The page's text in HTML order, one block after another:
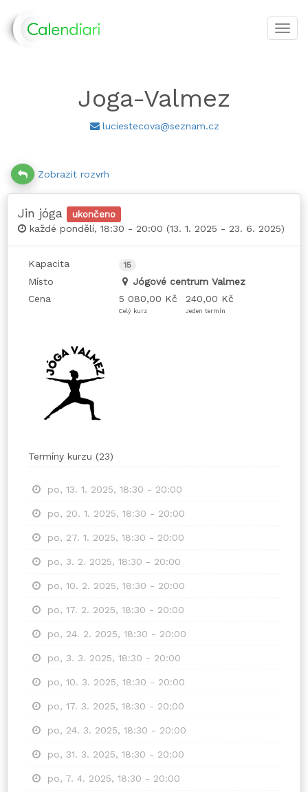
Joga-Valmez
luciestecova@seznam.cz
Zobrazit rozvrh
Jin jóga
ukončeno
každé pondělí, 18:30 - 20:00 (13. 1. 2025 - 23. 6. 2025)
Kapacita 15
Místo
Jógové centrum Valmez
Cena
5 080,00 Kč
Celý kurz
240,00 Kč
Jeden termín
Termíny kurzu (23)
po, 13. 1. 2025, 18:30 - 20:00
po, 20. 1. 2025, 18:30 - 20:00
po, 27. 1. 2025, 18:30 - 20:00
po, 3. 2. 2025, 18:30 - 20:00
po, 10. 2. 2025, 18:30 - 20:00
po, 17. 2. 2025, 18:30 - 20:00
po, 24. 2. 2025, 18:30 - 20:00
po, 3. 3. 2025, 18:30 - 20:00
po, 10. 3. 2025, 18:30 - 20:00
po, 17. 3. 2025, 18:30 - 20:00
po, 24. 3. 2025, 18:30 - 20:00
po, 31. 3. 2025, 18:30 - 20:00
po, 7. 4. 2025, 18:30 - 20:00